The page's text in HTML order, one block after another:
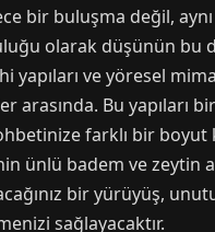
bir buluşma değil,
olarak düşünün bu
yapıları ve yöresel
arasında. Bu yapıları
farklı bir boyut
ünlü badem ve zeytin
bir yürüyüş,
sağlayacaktır.